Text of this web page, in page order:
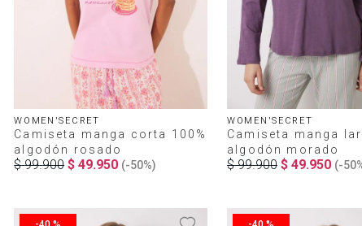
WOMEN'SECRET
Camiseta manga corta 100%
algodón rosado
$ 99.900 $ 49.950 (-50%)
WOMEN'SECRET
Camiseta manga
algodón morado
$ 99.900 $ 49.950 (-